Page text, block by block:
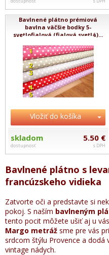
Bavlnené plátno prémiová
bavlna väčšie bodky 5-
svetlofialová (fialová svetlá)...
Vložiť do košíka
skladom
dostupnosť
5.50 €
s DPH
Bavlnené plátno s
francúzskeho vidieka
Zatvorte oči a predstavte si
pokoj. S naším bavlneným
tento pocit môžete ušiť aj u
Margo metráž sme pre vás
srdcom štýlu Provence a
vintage nádych.